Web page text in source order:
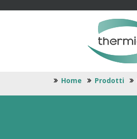
Home Prodotti